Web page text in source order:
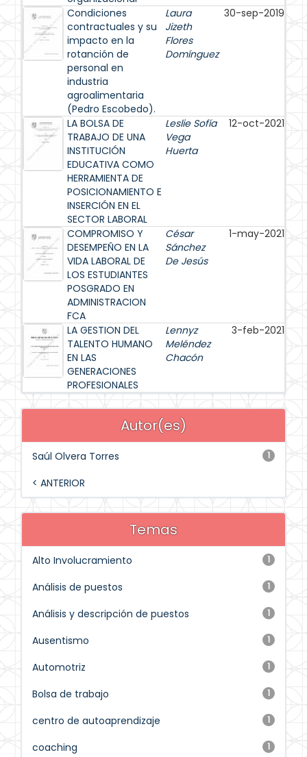
Condiciones
contractuales y su
impacto en la
rotanción de
personal en
industria
agroalimentaria
(Pedro Escobedo).
Laura
Jizeth
Flores
Domínguez
30-sep-2019
LA BOLSA DE
TRABAJO DE UNA
INSTITUCIÓN
EDUCATIVA COMO
HERRAMIENTA DE
POSICIONAMIENTO E
INSERCIÓN EN EL
SECTOR LABORAL
Leslie Sofía
Vega
Huerta
12-oct-2021
COMPROMISO Y
DESEMPEÑO EN LA
VIDA LABORAL DE
LOS ESTUDIANTES
POSGRADO EN
ADMINISTRACION
FCA
César
Sánchez
De Jesús
1-may-2021
LA GESTION DEL
TALENTO HUMANO
EN LAS
GENERACIONES
PROFESIONALES
Lennyz
Meléndez
Chacón
3-feb-2021
Autor(es)
1
Saúl Olvera Torres
< ANTERIOR
Temas
1
Alto Involucramiento
1
Análisis de puestos
1
Análisis y descripción de puestos
1
Ausentismo
1
Automotriz
1
Bolsa de trabajo
1
centro de autoaprendizaje
1
coaching